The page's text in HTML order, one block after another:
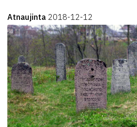
Atnaujinta 2018-12-12